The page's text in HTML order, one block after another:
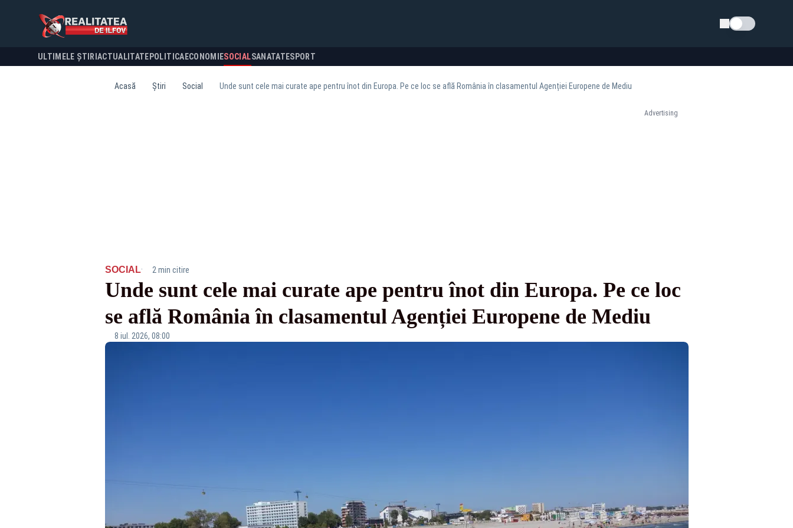
Schimba tema
ULTIMELE ȘTIRI ACTUALITATE POLITICA ECONOMIESOCIALSANATATESPORT
Acasă Știri Social Unde sunt cele mai curate ape pentru înot din Europa. Pe ce loc se află România în clasamentul Agenției Europene de Mediu
Advertising
SOCIAL· 2 min citire
Unde sunt cele mai curate ape pentru înot din Europa. Pe ce loc
se află România în clasamentul Agenției Europene de Mediu
8 iul. 2026, 08:00